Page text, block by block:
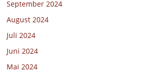
September 2024
August 2024
Juli 2024
Juni 2024
Mai 2024